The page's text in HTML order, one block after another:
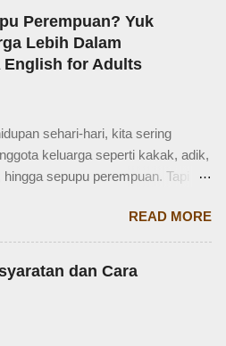
tidur. Terus kakak nangis. Sama
diajak main dan dipinjami
langsung memberondong Zaidan
pertanyaan. Mbak yang
yang mana? Kejadiannya
Ayau, mungkin juga dia
dengan reaksi saya. Bagaimana
Saya taksir usia Zaidan sekitar
di bangku TK, saya sudah tidak
rumah. Meniggalkan anak usia
di rumah, tentu saja saya terkejut.
sayur tak lama, 5 atau 10 menit
kalau tidak antri. Tapi,
Perempuan? Yuk
Lebih Dalam
English for Adults
sehari-hari, kita sering
keluarga seperti kakak, adik,
sepupu perempuan. Tapi
Salah satu contoh yang
bahasa Inggris sepupu
. Banyak orang mungkin tahu kata
tahukah kamu bahwa sepupu
Memahami kosakata keluarga
READ MORE
dan Cara